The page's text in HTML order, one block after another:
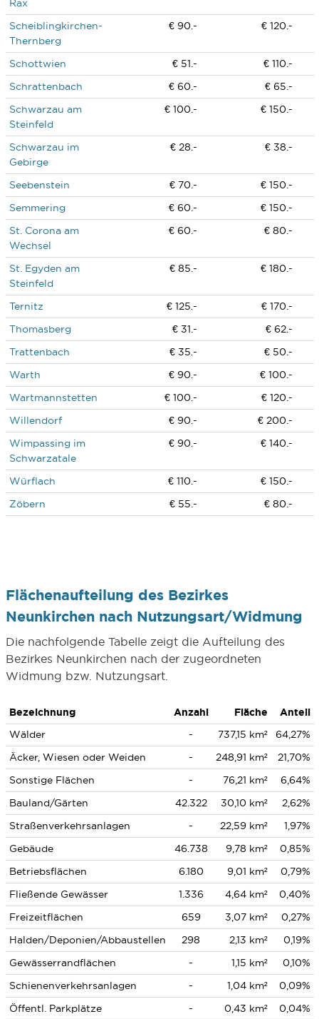
Rax
Scheiblingkirchen-
Thernberg
€ 90.- € 120.-
Schottwien € 51.-
€ 110.-
Schrattenbach
€ 60.-
€ 65.-
Schwarzau am
Steinfeld
€ 100.- € 150.-
Schwarzau im
Gebirge
€ 28.- € 38.-
Seebenstein € 70.-
€ 150.-
Semmering
€ 60.-
€ 150.-
St. Corona am
Wechsel
€ 60.- € 80.-
St. Egyden am
Steinfeld
€ 85.- € 180.-
Ternitz € 125.-
€ 170.-
Thomasberg
€ 31.-
€ 62.-
Trattenbach
€ 35.-
€ 50.-
Warth
€ 90.-
€ 100.-
Wartmannstetten
€ 100.-
€ 120.-
Willendorf
€ 90.-
€ 200.-
Wimpassing im
Schwarzatale
€ 90.- € 140.-
Würflach € 110.-
€ 150.-
Zöbern
€ 55.- € 80.-
Flächenaufteilung des Bezirkes
Neunkirchen nach Nutzungsart/Widmung
Die nachfolgende Tabelle zeigt die Aufteilung des
Bezirkes Neunkirchen nach der zugeordneten
Widmung bzw. Nutzungsart.
Bezeichnung Anzahl Fläche
Anteil
Wälder
- 737,15 km²
64,27%
Äcker, Wiesen oder Weiden
- 248,91 km²
21,70%
Sonstige Flächen
- 76,21 km²
6,64%
Bauland/Gärten
42.322 30,10 km²
2,62%
Straßenverkehrsanlagen
- 22,59 km²
1,97%
Gebäude
46.738 9,78 km²
0,85%
Betriebsflächen
6.180 9,01 km²
0,79%
Fließende Gewässer
1.336 4,64 km²
0,40%
Freizeitflächen
659 3,07 km²
0,27%
Halden/Deponien/Abbaustellen
298 2,13 km²
0,19%
Gewässerrandflächen
- 1,15 km²
0,10%
Schienenverkehrsanlagen
- 1,04 km²
0,09%
Öffentl. Parkplätze
- 0,43 km²
0,04%